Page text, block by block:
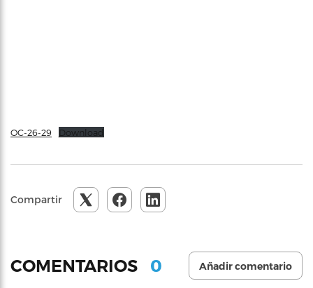
OC-26-29 Download
Compartir
COMENTARIOS 0 Añadir comentario